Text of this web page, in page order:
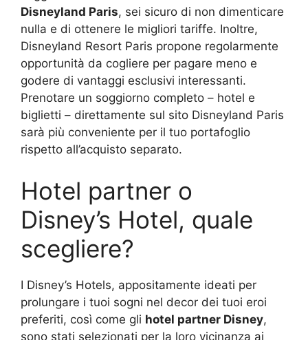
Disneyland Paris, sei sicuro di non dimenticare
nulla e di ottenere le migliori tariffe. Inoltre,
Disneyland Resort Paris propone regolarmente
opportunità da cogliere per pagare meno e
godere di vantaggi esclusivi interessanti.
Prenotare un soggiorno completo – hotel e
biglietti – direttamente sul sito Disneyland Paris
sarà più conveniente per il tuo portafoglio
rispetto all’acquisto separato.
Hotel partner o
Disney’s Hotel, quale
scegliere?
I Disney’s Hotels, appositamente ideati per
prolungare i tuoi sogni nel decor dei tuoi eroi
preferiti, così come gli hotel partner Disney,
sono stati selezionati per la loro vicinanza ai